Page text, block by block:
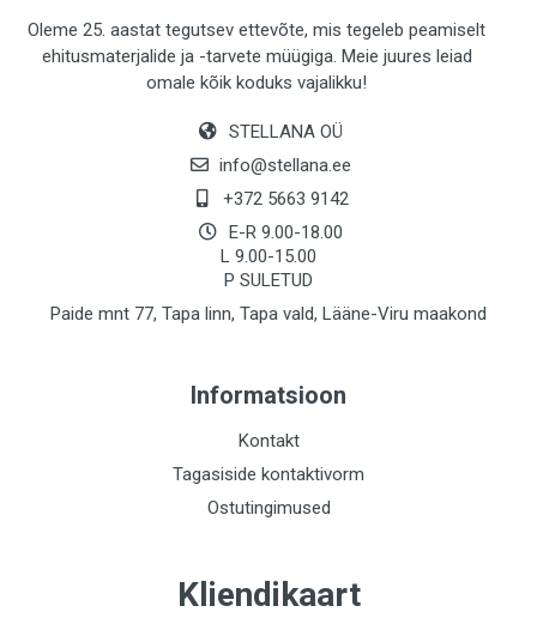
Oleme 25. aastat tegutsev ettevõte, mis tegeleb peamiselt
ehitusmaterjalide ja -tarvete müügiga. Meie juures leiad
omale kõik koduks vajalikku!
STELLANA OÜ
info@stellana.ee
+372 5663 9142
E-R 9.00-18.00
L 9.00-15.00
P SULETUD
Paide mnt 77, Tapa linn, Tapa vald, Lääne-Viru maakond
Informatsioon
Kontakt
Tagasiside kontaktivorm
Ostutingimused
Kliendikaart